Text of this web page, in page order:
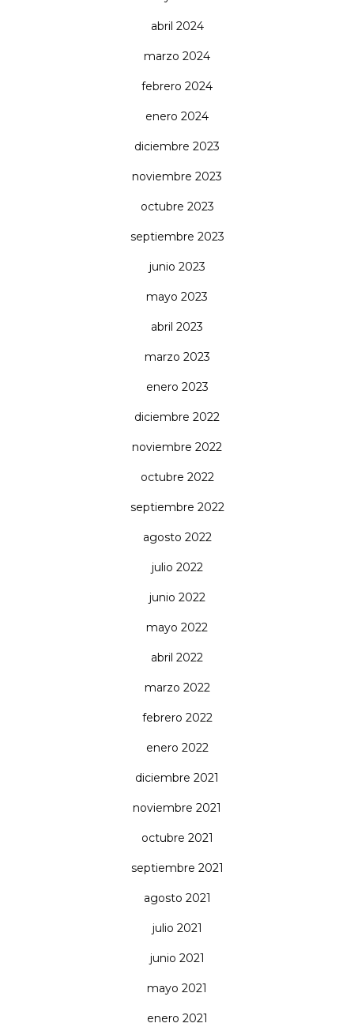
abril 2024
marzo 2024
febrero 2024
enero 2024
diciembre 2023
noviembre 2023
octubre 2023
septiembre 2023
junio 2023
mayo 2023
abril 2023
marzo 2023
enero 2023
diciembre 2022
noviembre 2022
octubre 2022
septiembre 2022
agosto 2022
julio 2022
junio 2022
mayo 2022
abril 2022
marzo 2022
febrero 2022
enero 2022
diciembre 2021
noviembre 2021
octubre 2021
septiembre 2021
agosto 2021
julio 2021
junio 2021
mayo 2021
enero 2021